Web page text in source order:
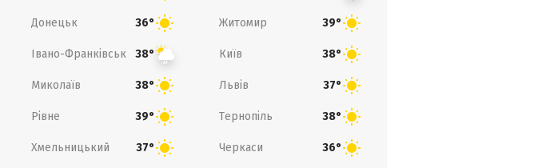
Донецьк 36° Житомир 39°
Івано-Франківськ 38° Київ 38°
Миколаїв 38° Львів 37°
Рівне 39° Тернопіль 38°
Хмельницький 37° Черкаси 36°